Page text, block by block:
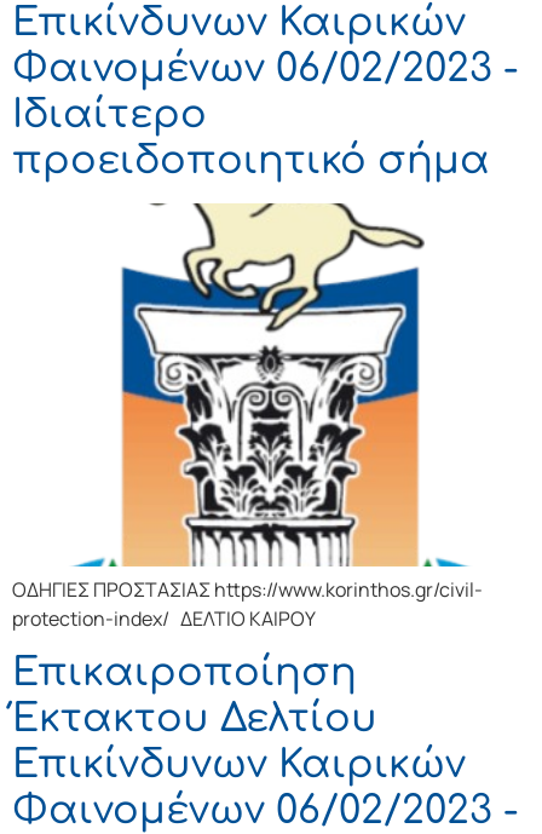
Επικίνδυνων Καιρικών
Φαινομένων 06/02/2023 -
Ιδιαίτερο
προειδοποιητικό σήμα
ΟΔΗΓΙΕΣ ΠΡΟΣΤΑΣΙΑΣ https://www.korinthos.gr/civil-
protection-index/ ΔΕΛΤΙΟ ΚΑΙΡΟΥ
Επικαιροποίηση
Έκτακτου Δελτίου
Επικίνδυνων Καιρικών
Φαινομένων 06/02/2023 -